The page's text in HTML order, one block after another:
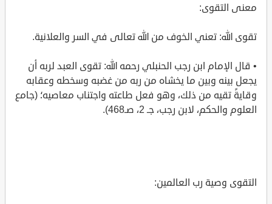
معنى التقوى:
تقوى الله: تعني الخوف من الله تعالى في السر والعلانية.
• قال الإمام ابن رجب الحنبلي رحمه الله: تقوى العبد لربه أن
يجعل بينه وبين ما يخشاه من ربه من غضبه وسخطه وعقابه
وقايةً تقيه من ذلك، وهو فعل طاعته واجتناب معاصيه؛ (جامع
العلوم والحكم، لابن رجب، جـ 2، صـ468).
التقوى وصية رب العالمين: